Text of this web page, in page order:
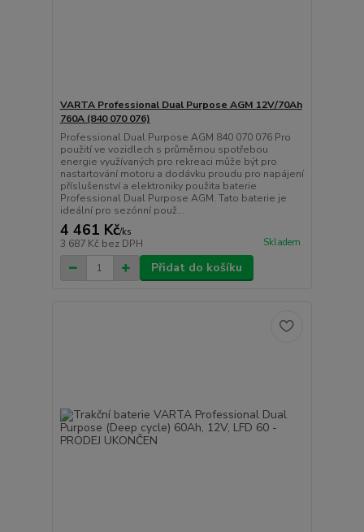
VARTA Professional Dual Purpose AGM 12V/70Ah
760A (840 070 076)
Professional Dual Purpose AGM 840 070 076 Pro
použití ve vozidlech s průměrnou spotřebou
energie využívaných pro rekreaci může být pro
nastartování motoru a dodávku proudu pro napájení
příslušenství a elektroniky použita baterie
Professional Dual Purpose AGM. Tato baterie je
ideální pro sezónní použ...
4 461 Kč/ks
3 687 Kč bez DPH Skladem
Přidat do košíku